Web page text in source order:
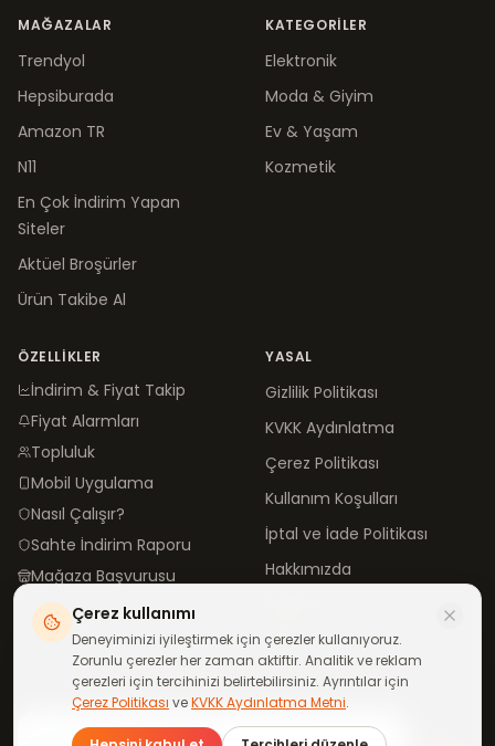
MAĞAZALAR
Trendyol
Hepsiburada
Amazon TR
N11
En Çok İndirim Yapan
Siteler
Aktüel Broşürler
Ürün Takibe Al
KATEGORILER
Elektronik
Moda & Giyim
Ev & Yaşam
Kozmetik
ÖZELLIKLER
İndirim & Fiyat Takip
Fiyat Alarmları
Topluluk
Mobil Uygulama
Nasıl Çalışır?
Sahte İndirim Raporu
Mağaza Başvurusu
YASAL
Gizlilik Politikası
KVKK Aydınlatma
Çerez Politikası
Kullanım Koşulları
İptal ve İade Politikası
Hakkımızda
Blog
©2026neindirimde.com · Türkiye'de ile yapıldı
Çerez kullanımı
Deneyiminizi iyileştirmek için çerezler kullanıyoruz.
Zorunlu çerezler her zaman aktiftir. Analitik ve reklam
çerezleri için tercihinizi belirtebilirsiniz. Ayrıntılar için
Çerez Politikası veKVKK Aydınlatma Metni.
Günün fırsatları